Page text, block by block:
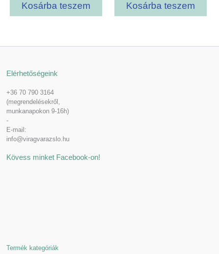
Kosárba teszem Kosárba teszem
Elérhetőségeink
+36 70 790 3164
(megrendelésekről,
munkanapokon 9-16h)
-
E-mail:
info@viragvarazslo.hu
Kövess minket Facebook-on!
Termék kategóriák